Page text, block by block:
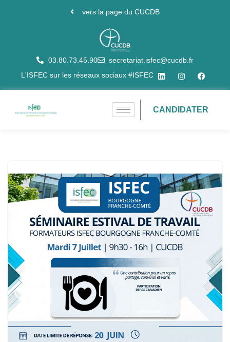
vers la page du CUCDB
03.80.73.45.90
secretariat.isfec@cucdb.fr
L'ISFEC sur les réseaux sociaux #ISFEC
CANDIDATER